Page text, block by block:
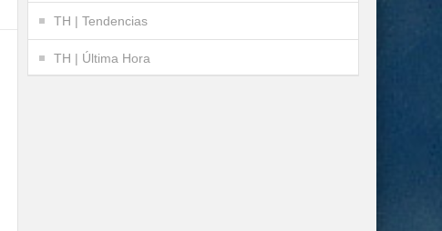
TH | Tendencias
TH | Última Hora